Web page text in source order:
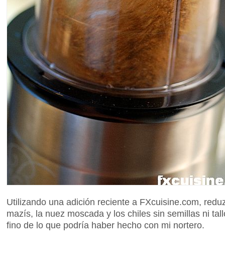
Utilizando una adición reciente a FXcuisine.com,
mazís, la nuez moscada y los chiles sin semillas ni
fino de lo que podría haber hecho con mi nortero.